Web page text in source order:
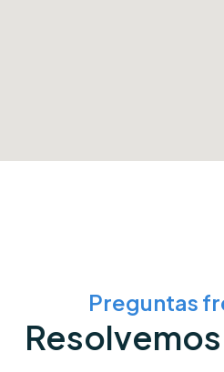
Preguntas